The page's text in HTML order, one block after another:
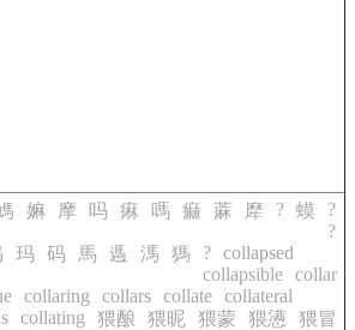
嫲 摩 吗 痳 嗎 痲 蔴 犘 ? 蟆
?
?
玛 码 馬 遤 溤 獁 ? collapsed
collapsible collar
collaring collars collate collateral
collating 猥酿 猥昵 猥蒙 猥懑
猥冒